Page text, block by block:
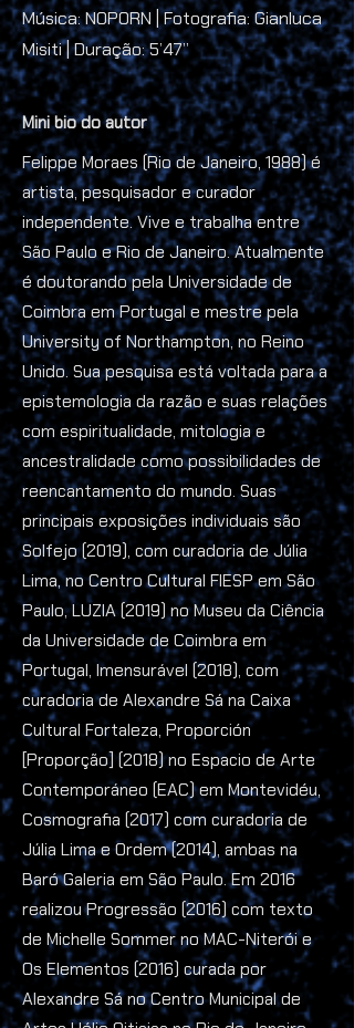
Música: NOPORN | Fotografia: Gianluca
Misiti | Duração: 5’47’’
Mini bio do autor
Felippe Moraes (Rio de Janeiro, 1988) é
artista, pesquisador e curador
independente. Vive e trabalha entre
São Paulo e Rio de Janeiro. Atualmente
é doutorando pela Universidade de
Coimbra em Portugal e mestre pela
University of Northampton, no Reino
Unido. Sua pesquisa está voltada para a
epistemologia da razão e suas relações
com espiritualidade, mitologia e
ancestralidade como possibilidades de
reencantamento do mundo. Suas
principais exposições individuais são
Solfejo (2019), com curadoria de Júlia
Lima, no Centro Cultural FIESP em São
Paulo, LUZIA (2019) no Museu da Ciência
da Universidade de Coimbra em
Portugal, Imensurável (2018), com
curadoria de Alexandre Sá na Caixa
Cultural Fortaleza, Proporción
[Proporção] (2018) no Espacio de Arte
Contemporáneo (EAC) em Montevidéu,
Cosmografia (2017) com curadoria de
Júlia Lima e Ordem (2014), ambas na
Baró Galeria em São Paulo. Em 2016
realizou Progressão (2016) com texto
de Michelle Sommer no MAC-Niterói e
Os Elementos (2016) curada por
Alexandre Sá no Centro Municipal de